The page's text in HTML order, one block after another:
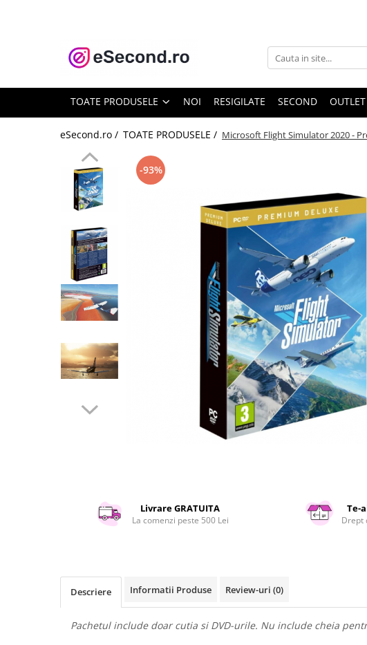
TOATE PRODUSELE
Accesorii Auto
Covorase auto
Echipamente pentru Atelier
Electronice Auto
Intretinere & Cosmetica auto
Trotinete electrice
Casa, Gradina & Bricolaj
Bucatarie & Servire
Curatenie si intretinere
Hobby-uri creative
Organizare si depozitare
Silicon, spume si solutii tehnice
Sisteme Incalzire
TOATE PRODUSELE NOI RESIGILATE SECOND OUTLET
eSecond.ro / TOATE PRODUSELE / Microsoft Flight Simulator 2020 -
-93%
Livrare GRATUITA
La comenzi peste 500 Lei
Te-
Drept
Descriere Informatii Produse Review-uri (0)
Pachetul include doar cutia si DVD-urile. Nu include cheia